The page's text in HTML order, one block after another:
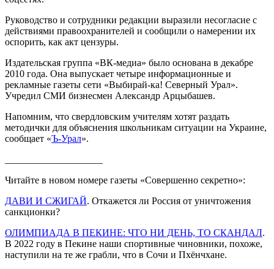
Руководство и сотрудники редакции выразили несогласие с
действиями правоохранителей и сообщили о намерении их
оспорить, как акт цензуры.
Издательская группа «ВК-медиа» было основана в декабре
2010 года. Она выпускает четыре информационные и
рекламные газеты сети «Выбирай-ка! Северный Урал».
Учредил СМИ бизнесмен Александр Арцыбашев.
Напомним, что свердловским учителям хотят раздать
методички для объяснения школьникам ситуации на Украине,
сообщает «Ъ-Урал».
Читайте в новом номере газеты «Совершенно секретно»:
ДАВИ И СЖИГАЙ. Откажется ли Россия от уничтожения
санкционки?
ОЛИМПИАДА В ПЕКИНЕ: ЧТО НИ ДЕНЬ, ТО СКАНДАЛ.
В 2022 году в Пекине наши спортивные чиновники, похоже,
наступили на те же грабли, что в Сочи и Пхёнчхане.